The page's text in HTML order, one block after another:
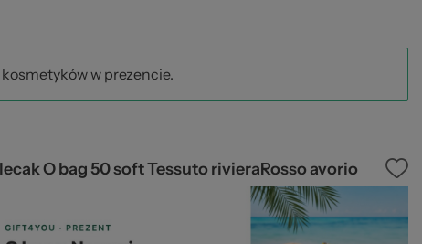
w prezencie.
O bag 50 soft Tessuto rivieraRosso avorio